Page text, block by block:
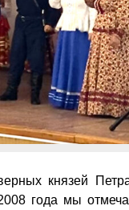
князей
года мы